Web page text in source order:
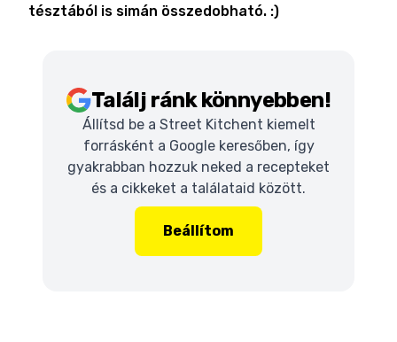
tésztából is simán összedobható. :)
Találj ránk könnyebben!
Állítsd be a Street Kitchent kiemelt
forrásként a Google keresőben, így
gyakrabban hozzuk neked a recepteket
és a cikkeket a találataid között.
Beállítom